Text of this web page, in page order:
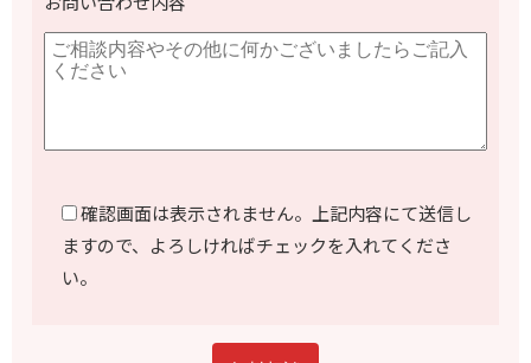
確認画面は表示されません。上記内容にて送信し
ますので、よろしければチェックを入れてくださ
い。